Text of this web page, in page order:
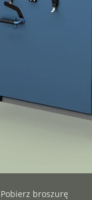
Pobierz broszurę